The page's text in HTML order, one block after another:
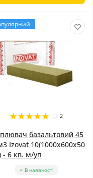
2
базальтовий 45
Izovat 10(1000x600x50
- 6 кв. м/уп
В наявності